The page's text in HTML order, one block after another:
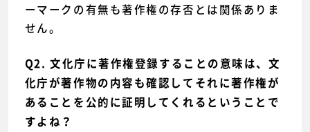
ーマークの有無も著作権の存否とは関係ありま
せん。
Q2. 文化庁に著作権登録することの意味は、文
化庁が著作物の内容も確認してそれに著作権が
あることを公的に証明してくれるということで
すよね？